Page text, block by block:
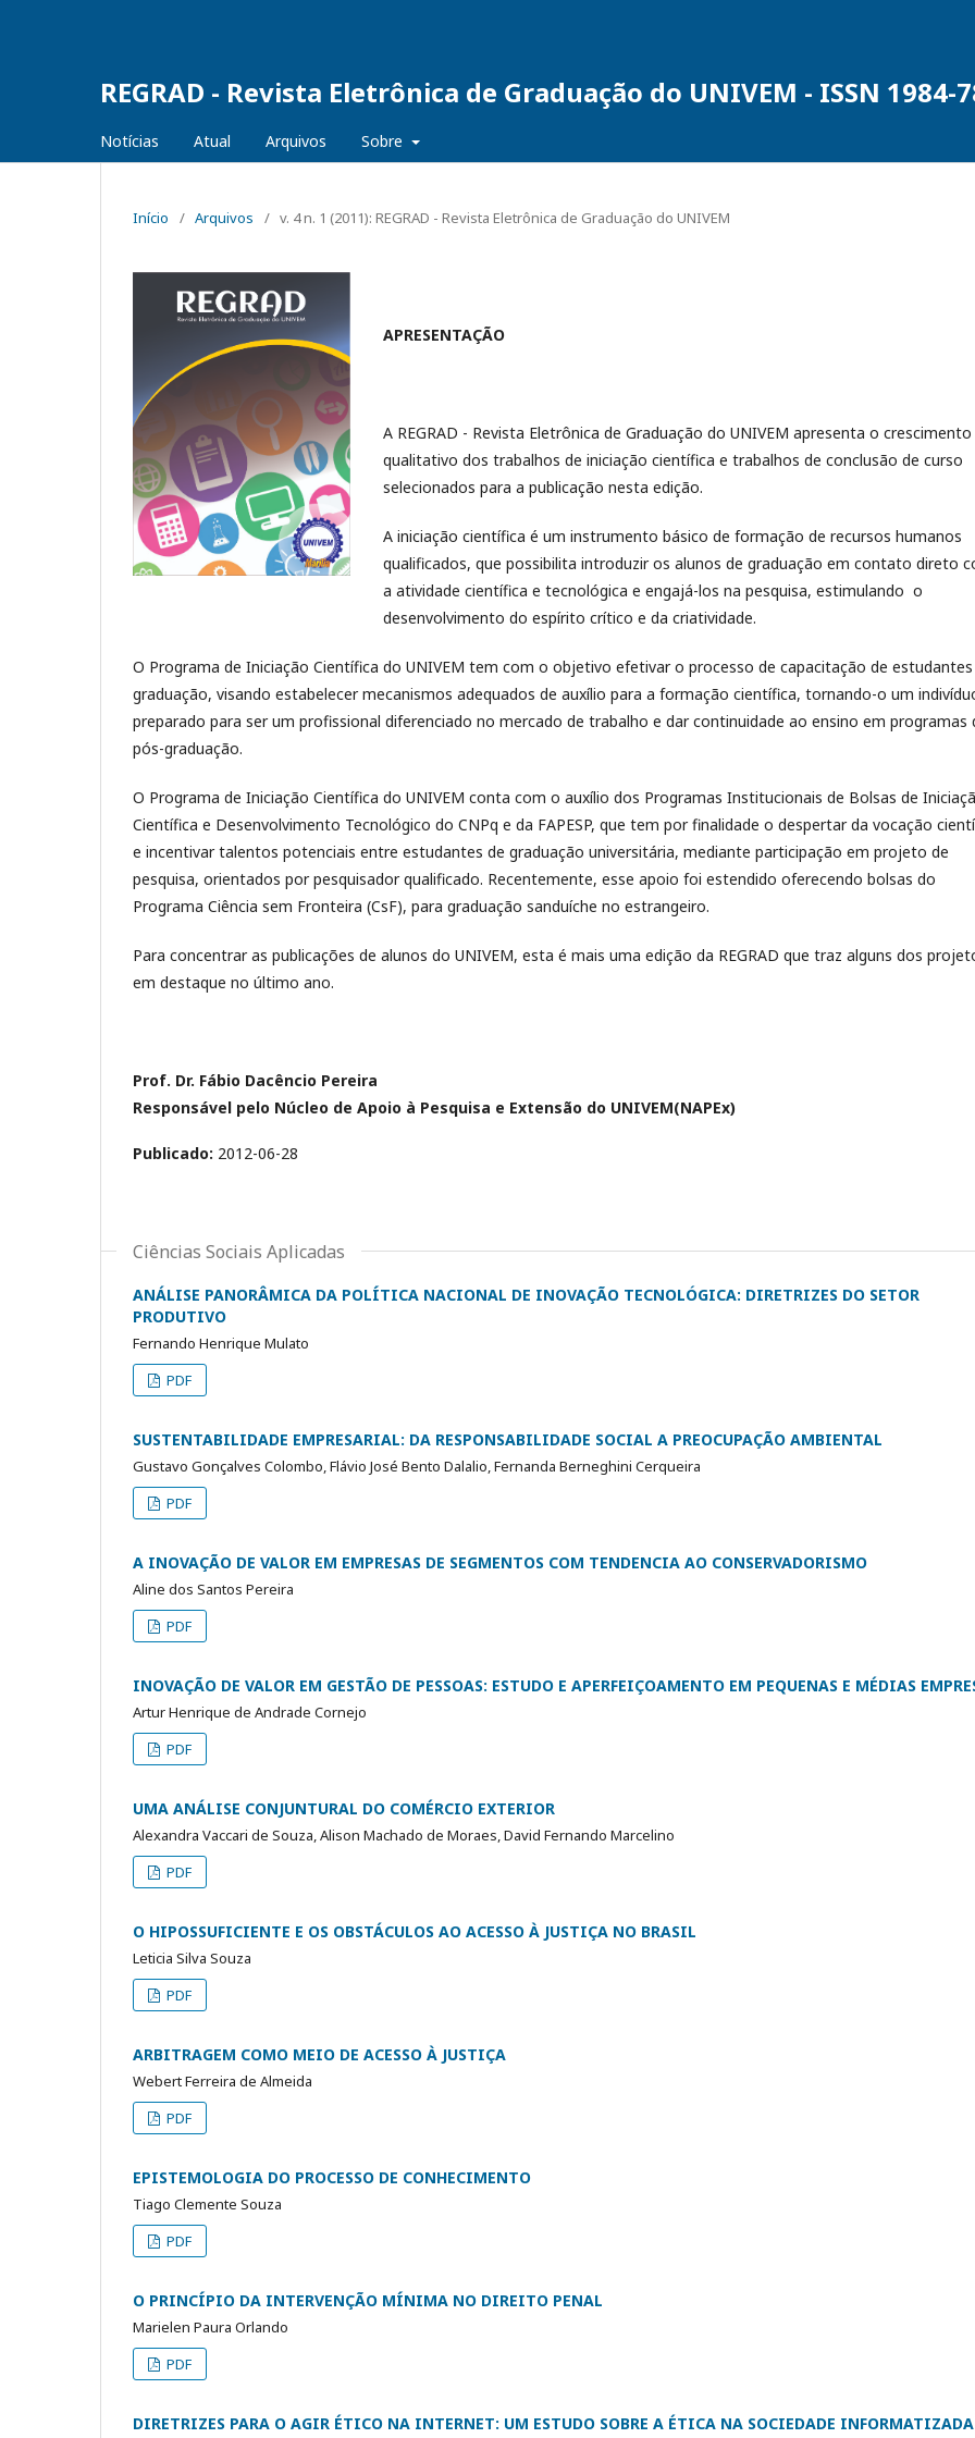
REGRAD - Revista Eletrônica de Graduação do UNIVEM - ISSN 1984-
Notícias Atual Arquivos Sobre
Início / Arquivos / v. 4 n. 1 (2011): REGRAD - Revista Eletrônica de Graduação do UNIVEM
APRESENTAÇÃO
A REGRAD - Revista Eletrônica de Graduação do UNIVEM apresenta o crescimento
qualitativo dos trabalhos de iniciação científica e trabalhos de conclusão de curso
selecionados para a publicação nesta edição.
A iniciação científica é um instrumento básico de formação de recursos humanos
qualificados, que possibilita introduzir os alunos de graduação em contato direto
a atividade científica e tecnológica e engajá-los na pesquisa, estimulando o
desenvolvimento do espírito crítico e da criatividade.
O Programa de Iniciação Científica do UNIVEM tem com o objetivo efetivar o processo de capacitação de
graduação, visando estabelecer mecanismos adequados de auxílio para a formação científica, tornando-o um
preparado para ser um profissional diferenciado no mercado de trabalho e dar continuidade ao ensino em programas
pós-graduação.
O Programa de Iniciação Científica do UNIVEM conta com o auxílio dos Programas Institucionais de Bolsas de
Científica e Desenvolvimento Tecnológico do CNPq e da FAPESP, que tem por finalidade o despertar da vocação
e incentivar talentos potenciais entre estudantes de graduação universitária, mediante participação em projeto de
pesquisa, orientados por pesquisador qualificado. Recentemente, esse apoio foi estendido oferecendo bolsas do
Programa Ciência sem Fronteira (CsF), para graduação sanduíche no estrangeiro.
Para concentrar as publicações de alunos do UNIVEM, esta é mais uma edição da REGRAD que traz alguns dos
em destaque no último ano.
Prof. Dr. Fábio Dacêncio Pereira
Responsável pelo Núcleo de Apoio à Pesquisa e Extensão do UNIVEM(NAPEx)
Publicado: 2012-06-28
Ciências Sociais Aplicadas
ANÁLISE PANORÂMICA DA POLÍTICA NACIONAL DE INOVAÇÃO TECNOLÓGICA: DIRETRIZES DO SETOR
PRODUTIVO
Fernando Henrique Mulato
PDF
SUSTENTABILIDADE EMPRESARIAL: DA RESPONSABILIDADE SOCIAL A PREOCUPAÇÃO AMBIENTAL
Gustavo Gonçalves Colombo, Flávio José Bento Dalalio, Fernanda Berneghini Cerqueira
PDF
A INOVAÇÃO DE VALOR EM EMPRESAS DE SEGMENTOS COM TENDENCIA AO CONSERVADORISMO
Aline dos Santos Pereira
PDF
INOVAÇÃO DE VALOR EM GESTÃO DE PESSOAS: ESTUDO E APERFEIÇOAMENTO EM PEQUENAS E MÉDIAS
Artur Henrique de Andrade Cornejo
PDF
UMA ANÁLISE CONJUNTURAL DO COMÉRCIO EXTERIOR
Alexandra Vaccari de Souza, Alison Machado de Moraes, David Fernando Marcelino
PDF
O HIPOSSUFICIENTE E OS OBSTÁCULOS AO ACESSO À JUSTIÇA NO BRASIL
Leticia Silva Souza
PDF
ARBITRAGEM COMO MEIO DE ACESSO À JUSTIÇA
Webert Ferreira de Almeida
PDF
EPISTEMOLOGIA DO PROCESSO DE CONHECIMENTO
Tiago Clemente Souza
PDF
O PRINCÍPIO DA INTERVENÇÃO MÍNIMA NO DIREITO PENAL
Marielen Paura Orlando
PDF
DIRETRIZES PARA O AGIR ÉTICO NA INTERNET: UM ESTUDO SOBRE A ÉTICA NA SOCIEDADE INFORMATIZADA